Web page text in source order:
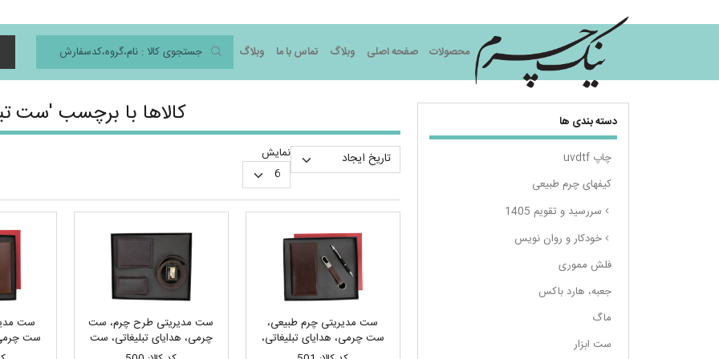
نیک چرم
محصولات
صفحه اصلی وبلاگ تماس با ما وبلاگ
دسته بندی ها
چاپ uvdtf
کیفهای چرم طبیعی
سررسید و تقویم 1405
خودکار و روان نویس
فلش مموری
جعبه، هارد باکس
ماگ
ست ابزار
کالاها با برچسب 'ست
نمایش
ست مدیریتی چرم طبیعی،
ست چرمی، هدایای تبلیغاتی،
ست هدیه
ست مدیریتی طرح چرم، ست
چرمی، هدایای تبلیغاتی، ست
هدیه
ست
ست